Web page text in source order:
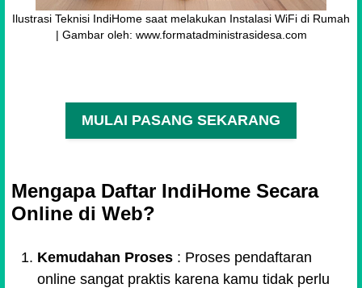
Ilustrasi Teknisi IndiHome saat melakukan Instalasi WiFi di Rumah
| Gambar oleh: www.formatadministrasidesa.com
MULAI PASANG SEKARANG
Mengapa Daftar IndiHome Secara
Online di Web?
Kemudahan Proses : Proses pendaftaran
online sangat praktis karena kamu tidak perlu